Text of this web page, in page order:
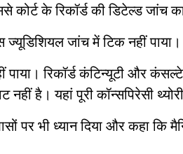
के रिकॉर्ड की डिटेल्ड जांच
जांच में टिक नहीं पाया।
रिकॉर्ड कंटिन्यूटी और
है। यहां पूरी कॉन्सपिरेसी
पर भी ध्यान दिया और कहा